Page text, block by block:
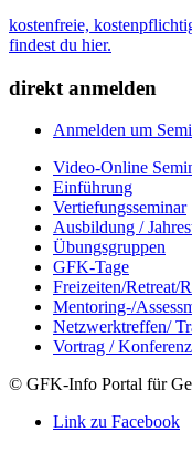
kostenfreie,
findest du hier.
direkt anmelden
Anmelden um
Video-Online
Einführung
Vertiefungsseminar
Ausbildung /
Übungsgruppen
GFK-Tage
Freizeiten/Retreat/
Mentoring-/
Netzwerktreffen/
Vortrag /
© GFK-Info Portal für
Link zu Facebook